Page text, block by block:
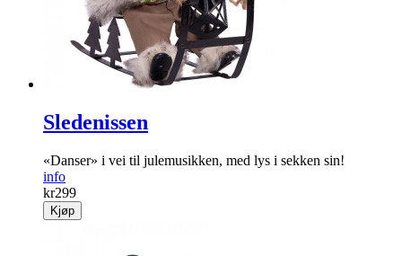
Sledenissen
«Danser» i vei til jule­musikken, med lys i sekken sin!
info
kr299
Kjøp